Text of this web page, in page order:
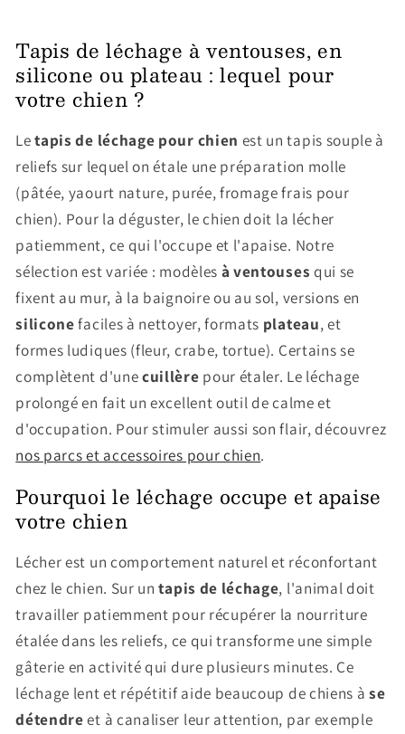
Tapis de léchage à ventouses, en
silicone ou plateau : lequel pour
votre chien ?
Letapis de léchage pour chien est un tapis souple à
reliefs sur lequel on étale une préparation molle
(pâtée, yaourt nature, purée, fromage frais pour
chien). Pour la déguster, le chien doit la lécher
patiemment, ce qui l'occupe et l'apaise. Notre
sélection est variée : modèles à ventouses qui se
fixent au mur, à la baignoire ou au sol, versions en
siliconefaciles à nettoyer, formats plateau, et
formes ludiques (fleur, crabe, tortue). Certains se
complètent d'unecuillère pour étaler. Le léchage
prolongé en fait un excellent outil de calme et
d'occupation. Pour stimuler aussi son flair, découvrez
nos parcs et accessoires pour chien.
Pourquoi le léchage occupe et apaise
votre chien
Lécher est un comportement naturel et réconfortant
chez le chien. Sur untapis de léchage, l'animal doit
travailler patiemment pour récupérer la nourriture
étalée dans les reliefs, ce qui transforme une simple
gâterie en activité qui dure plusieurs minutes. Ce
léchage lent et répétitif aide beaucoup de chiens àse
détendreet à canaliser leur attention, par exemple